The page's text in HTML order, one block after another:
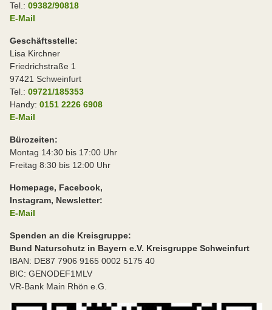
Tel.: 09382/90818
E-Mail
Geschäftsstelle:
Lisa Kirchner
Friedrichstraße 1
97421 Schweinfurt
Tel.: 09721/185353
Handy: 0151 2226 6908
E-Mail
Bürozeiten:
Montag 14:30 bis 17:00 Uhr
Freitag 8:30 bis 12:00 Uhr
Homepage, Facebook,
Instagram, Newsletter:
E-Mail
Spenden an die Kreisgruppe:
Bund Naturschutz in Bayern e.V. Kreisgruppe Schweinfurt
IBAN: DE87 7906 9165 0002 5175 40
BIC: GENODEF1MLV
VR-Bank Main Rhön e.G.